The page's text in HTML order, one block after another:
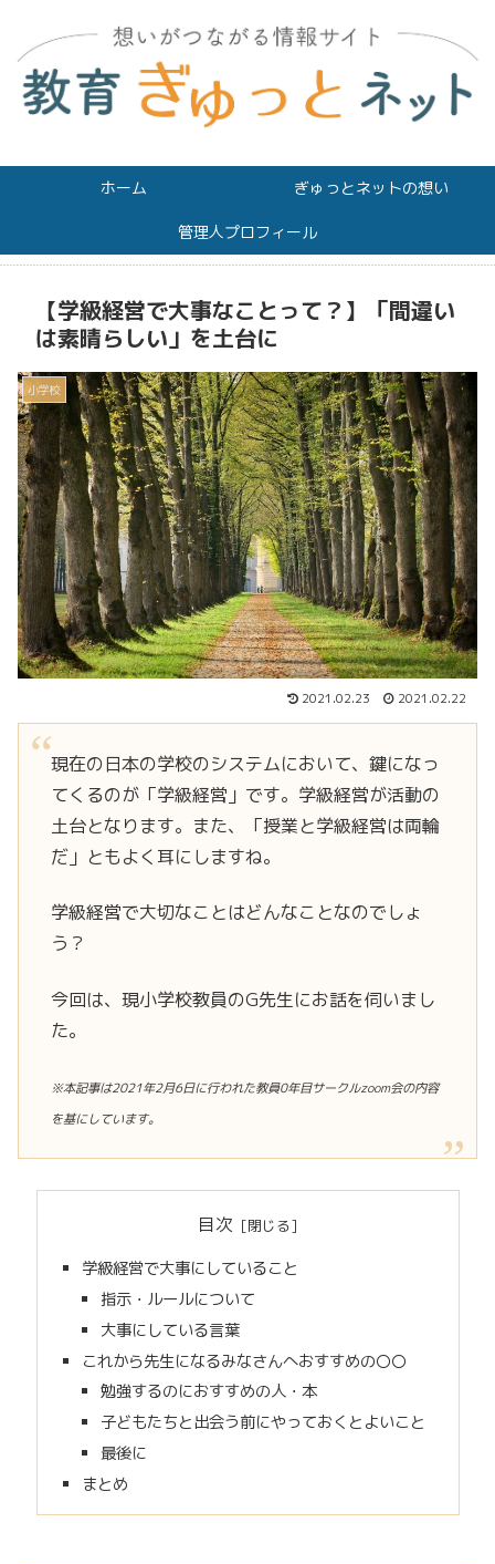
ホーム ぎゅっとネットの想い
管理人プロフィール
【学級経営で大事なことって？】「間違い
は素晴らしい」を土台に
小学校
2021.02.23 2021.02.22
現在の日本の学校のシステムにおいて、鍵になっ
てくるのが「学級経営」です。学級経営が活動の
土台となります。また、「授業と学級経営は両輪
だ」ともよく耳にしますね。
学級経営で大切なことはどんなことなのでしょ
う？
今回は、現小学校教員のG先生にお話を伺いまし
た。
※本記事は2021年2月6日に行われた教員0年目サークルzoom会の内容
を基にしています。
目次
学級経営で大事にしていること
指示・ルールについて
大事にしている言葉
これから先生になるみなさんへおすすめの〇〇
勉強するのにおすすめの人・本
子どもたちと出会う前にやっておくとよいこと
最後に
まとめ